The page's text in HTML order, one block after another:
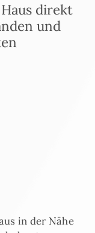
direkt
und
in der Nähe